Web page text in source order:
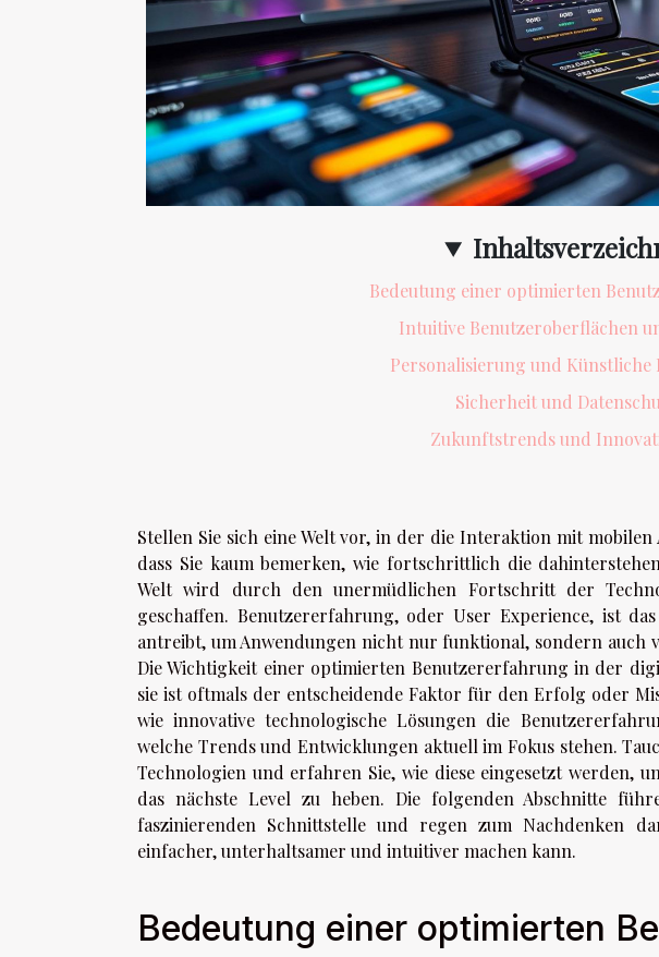
Bedeutung einer optimierten
Intuitive Benutzeroberflächen
Personalisierung und
Sicherheit und
Zukunftstrends und
Stellen Sie sich eine Welt vor, in der die Interaktion mit
dass Sie kaum bemerken, wie fortschrittlich die
Welt wird durch den unermüdlichen Fortschritt der
geschaffen. Benutzererfahrung, oder User Experience, ist
antreibt, um Anwendungen nicht nur funktional, sondern auch
Die Wichtigkeit einer optimierten Benutzererfahrung in der
sie ist oftmals der entscheidende Faktor für den Erfolg oder
wie innovative technologische Lösungen die
welche Trends und Entwicklungen aktuell im Fokus stehen.
Technologien und erfahren Sie, wie diese eingesetzt werden,
das nächste Level zu heben. Die folgenden Abschnitte
faszinierenden Schnittstelle und regen zum Nachdenken
einfacher, unterhaltsamer und intuitiver machen kann.
Bedeutung einer optimierten